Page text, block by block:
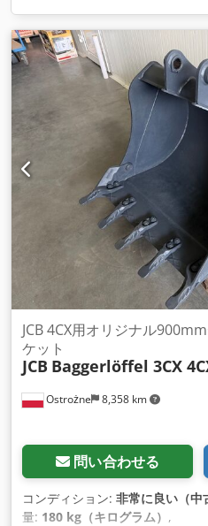
Ostrożne 8,358 km
JCB 4CX用オリジナル
ケット
JCB Baggerlöffel 3CX
問い合わせる
コンディション: 非常に良い（中
量: 180 kg（キログラム） ,